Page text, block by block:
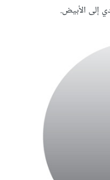
إلى الأبيض.